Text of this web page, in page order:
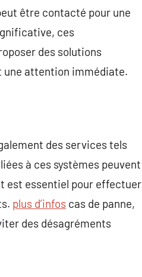
être contacté pour une
ces
des solutions
une attention immédiate.
des services tels
à ces systèmes peuvent
est essentiel pour effectuer
plus d’infos cas de panne,
des désagréments